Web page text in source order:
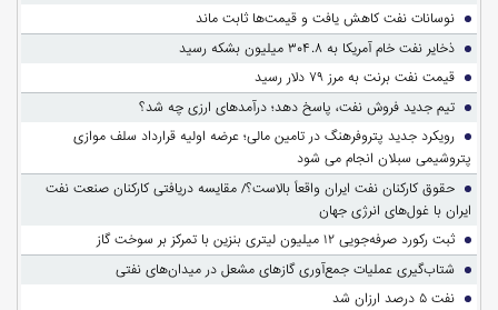
نوسانات نفت کاهش یافت و قیمت‌ها ثابت ماند
ذخایر نفت خام آمریکا به ۳۰۴.۸ میلیون بشکه رسید
قیمت نفت برنت به مرز ۷۹ دلار رسید
تیم جدید فروش نفت، پاسخ دهد؛ درآمدهای ارزی چه شد؟
رویکرد جدید پتروفرهنگ در تامین مالی؛ عرضه اولیه قرارداد سلف موازی
پتروشیمی سبلان انجام می شود
حقوق کارکنان نفت ایران واقعاً بالاست؟/ مقایسه دریافتی کارکنان صنعت نفت
ایران با غول‌های انرژی جهان
ثبت رکورد صرفه‌جویی ۱۲ میلیون لیتری بنزین با تمرکز بر سوخت گاز
شتاب‌گیری عملیات جمع‌آوری گازهای مشعل در میدان‌های نفتی
نفت ۵ درصد ارزان شد